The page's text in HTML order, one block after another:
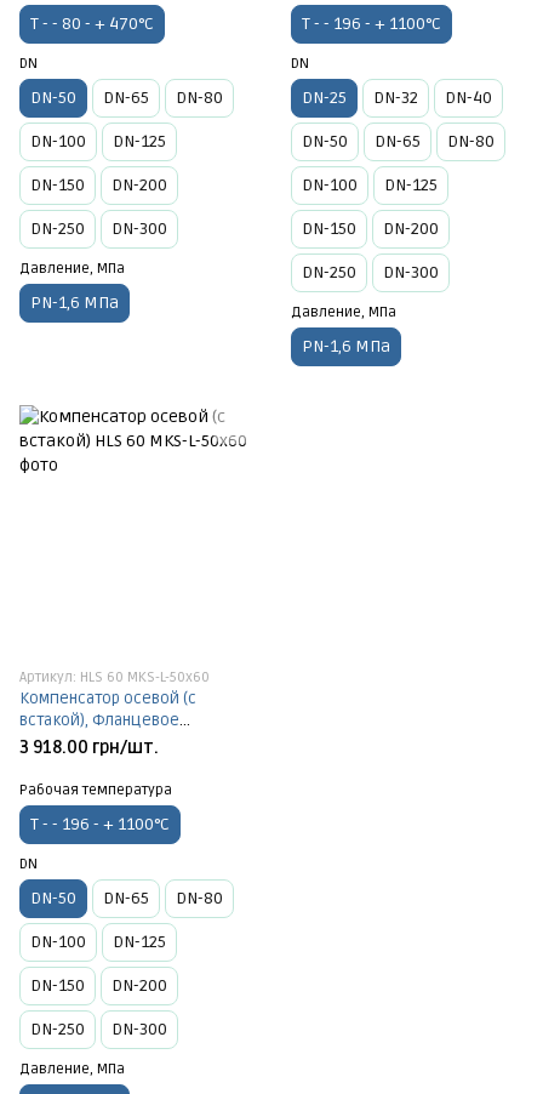
Т - - 80 - + 470°C
DN
DN-50 DN-65 DN-80
DN-100 DN-125
DN-150 DN-200
DN-250 DN-300
Давление, МПа
PN-1,6 МПа
Т - - 196 - + 1100°C
DN
DN-25 DN-32 DN-40
DN-50 DN-65 DN-80
DN-100 DN-125
DN-150 DN-200
DN-250 DN-300
Давление, МПа
PN-1,6 МПа
Артикул: HLS 60 MKS-L-50х60
Компенсатор осевой (с
встакой), Фланцевое
соединения, Т - - 196 - + 1100°C,
3 918.00 грн/шт.
Рабочая температура
Т - - 196 - + 1100°C
DN
DN-50 DN-65 DN-80
DN-100 DN-125
DN-150 DN-200
DN-250 DN-300
Давление, МПа